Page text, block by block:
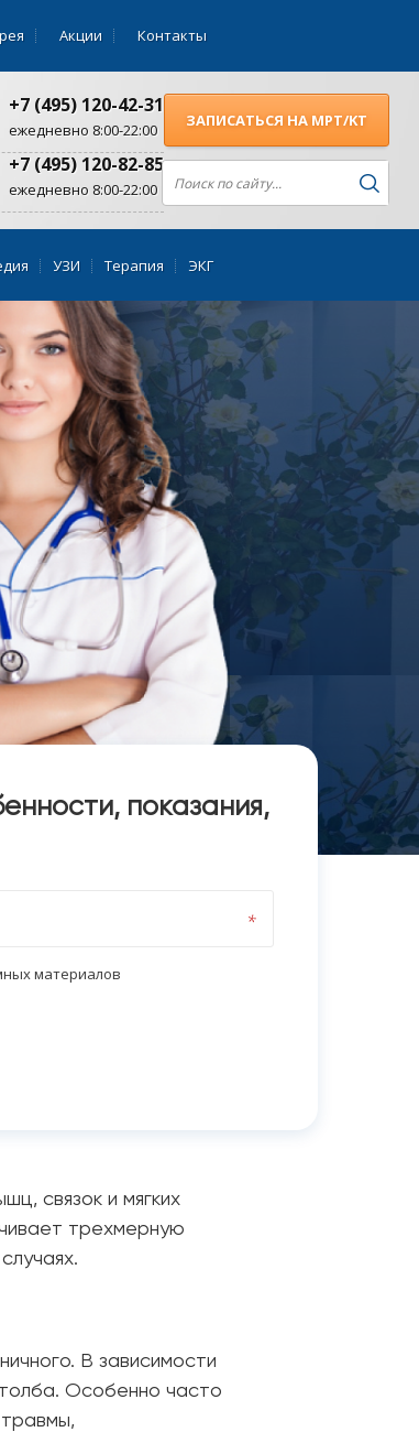
Акции Контакты
+7 (495) 120-42-31
ежедневно 8:00-22:00
+7 (495) 120-82-85
ежедневно 8:00-22:00
ЗАПИСАТЬСЯ НА МРТ/KT
УЗИ Терапия ЭКГ
показания,
материалов
связок и мягких
трехмерную
В зависимости
Особенно часто